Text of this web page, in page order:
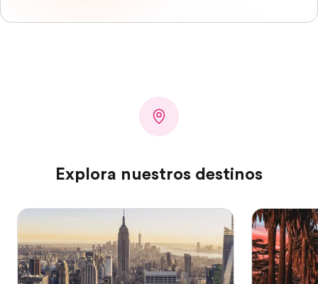
Explora nuestros destinos